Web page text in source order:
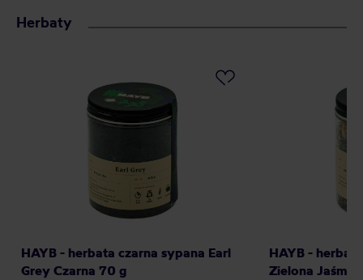
Herbaty
HAYB - herbata czarna sypana Earl
Grey Czarna 70 g
HAYB -
Zielona